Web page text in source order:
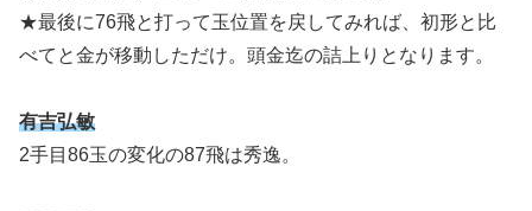
★最後に76飛と打って玉位置を戻してみれば、初形と比
べてと金が移動しただけ。頭金迄の詰上りとなります。
有吉弘敏
2手目86玉の変化の87飛は秀逸。